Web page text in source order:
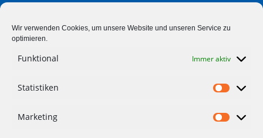
Wir verwenden Cookies, um unsere Website und unseren Service zu
optimieren.
Funktional Immer aktiv
Statistiken
Marketing
Balkone